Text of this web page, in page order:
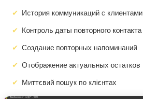
История коммуникаций с клиентами
Контроль даты повторного контакта
Создание повторных напоминаний
Отображение актуальных остатков
Миттєвий пошук по клієнтах